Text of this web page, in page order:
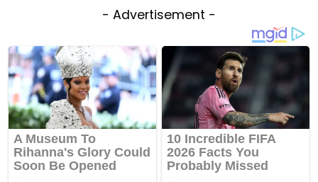
- Advertisement -